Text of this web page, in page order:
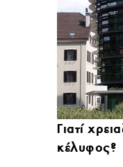
Γιατί
κέλυφος?